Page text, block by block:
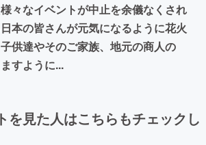
々なイベントが中止を余儀なくされ
本の皆さんが元気になるように花火
供達やそのご家族、地元の商人の
すように...
を見た人はこちらもチェックし